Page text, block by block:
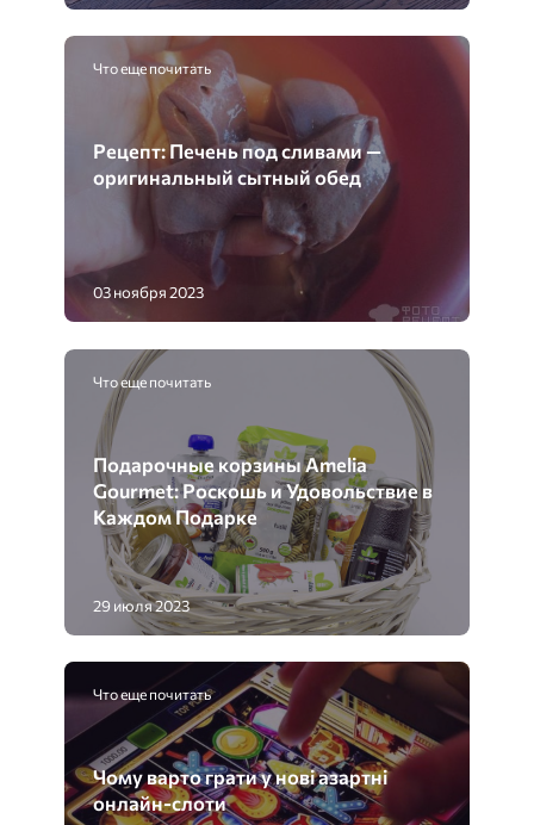
Что еще почитать
Рецепт: Печень под сливами —
оригинальный сытный обед
03 ноября 2023
Что еще почитать
Подарочные корзины Amelia
Gourmet: Роскошь и Удовольствие в
Каждом Подарке
29 июля 2023
Что еще почитать
Чому варто грати у нові азартні
онлайн-слоти